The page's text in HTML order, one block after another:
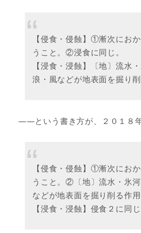
【侵食・侵蝕】①漸次にお
うこと。②浸食に同じ。
【浸食・浸蝕】〔地〕流水
浪・風などが地表面を掘り削
——という書き方が、２０１８
【侵食・侵蝕】①漸次にお
うこと。②〔地〕流水・氷
などが地表面を掘り削る作用
【浸食・浸蝕】侵食２に同じ